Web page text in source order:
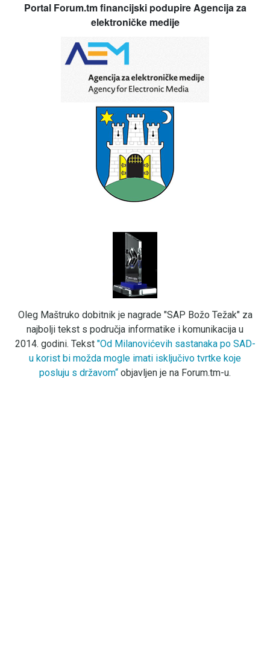
Portal Forum.tm financijski podupire Agencija za
elektroničke medije
Oleg Maštruko dobitnik je nagrade "SAP Božo Težak" za
najbolji tekst s područja informatike i komunikacija u
2014. godini. Tekst "Od Milanovićevih sastanaka po SAD-
u korist bi možda mogle imati isključivo tvrtke koje
posluju s državom“ objavljen je na Forum.tm-u.